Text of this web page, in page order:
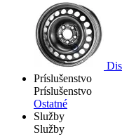
Príslušenstvo
Príslušenstvo
Ostatné
Služby
Služby